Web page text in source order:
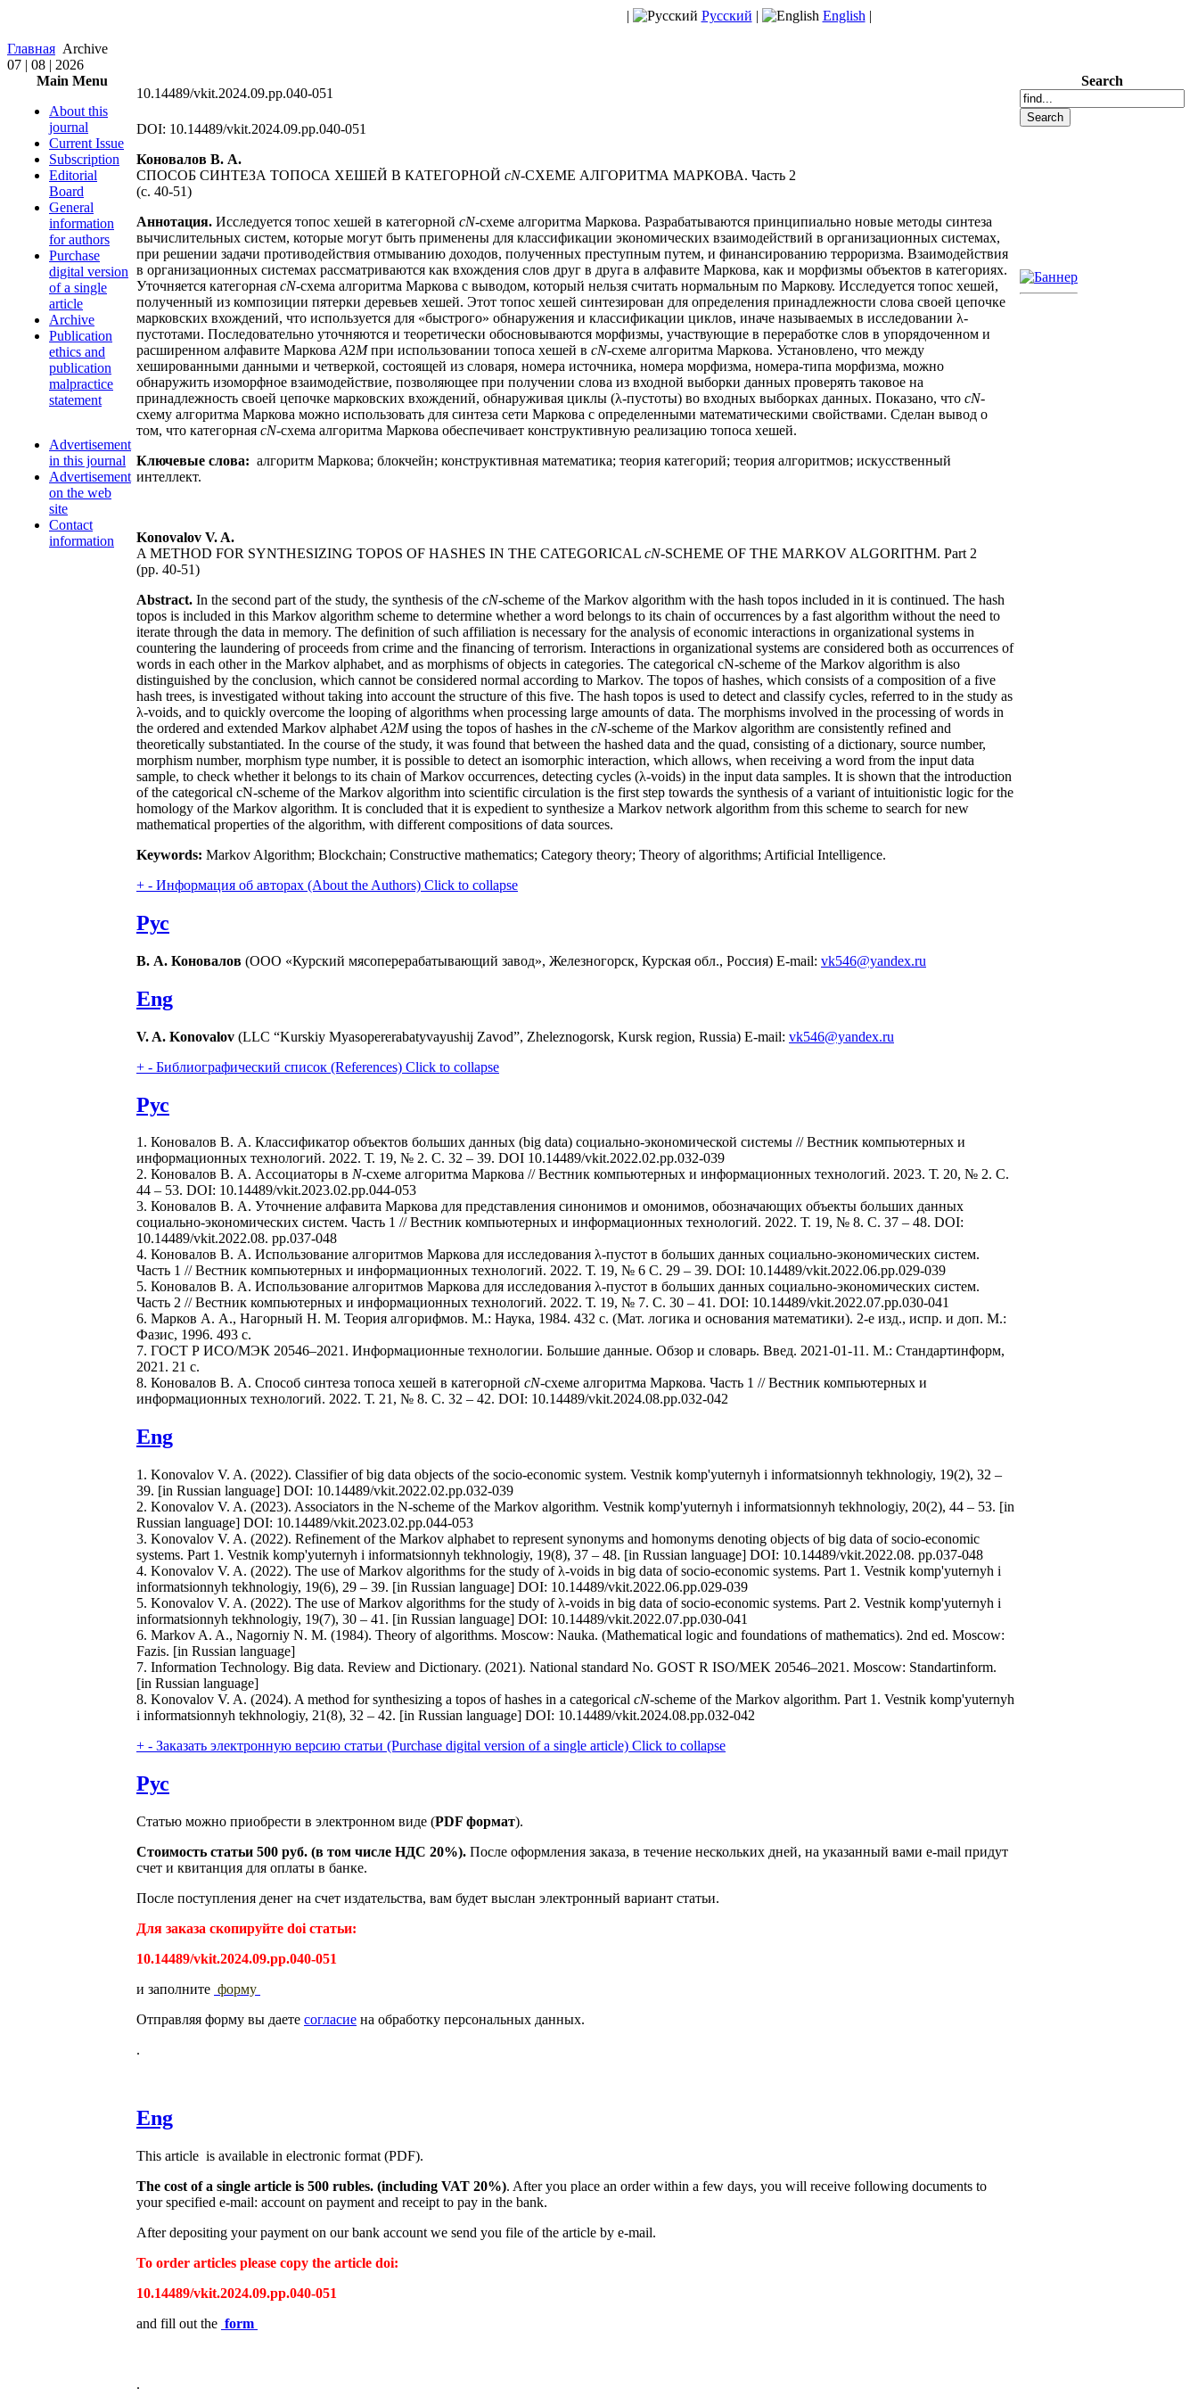
| Русский | English |
Главная Archive
07 | 08 | 2026
Main Menu
About this
journal
Current Issue
Subscription
Editorial
Board
General
information
for authors
Purchase
digital version
of a single
article
Archive
Publication
ethics and
publication
malpractice
statement
Advertisement
in this journal
Advertisement
on the web
site
Contact
information
10.14489/vkit.2024.09.pp.040-051
DOI: 10.14489/vkit.2024.09.pp.040-051
Коновалов В. А.
СПОСОБ СИНТЕЗА ТОПОСА ХЕШЕЙ В КАТЕГОРНОЙ cN-СХЕМЕ АЛГОРИТМА МАРКОВА. Часть 2
(c. 40-51)
Аннотация. Исследуется топос хешей в категорной cN-схеме алгоритма Маркова. Разрабатываются принципиально новые методы синтеза
вычислительных систем, которые могут быть применены для классификации экономических взаимодействий в организационных системах,
при решении задачи противодействия отмыванию доходов, полученных преступным путем, и финансированию терроризма. Взаимодействия
в организационных системах рассматриваются как вхождения слов друг в друга в алфавите Маркова, как и морфизмы объектов в категориях.
Уточняется категорная cN-схема алгоритма Маркова с выводом, который нельзя считать нормальным по Маркову. Исследуется топос хешей,
полученный из композиции пятерки деревьев хешей. Этот топос хешей синтезирован для определения принадлежности слова своей цепочке
марковских вхождений, что используется для «быстрого» обнаружения и классификации циклов, иначе называемых в исследовании λ-
пустотами. Последовательно уточняются и теоретически обосновываются морфизмы, участвующие в переработке слов в упорядоченном и
расширенном алфавите Маркова A2Mпри использовании топоса хешей в cN-схеме алгоритма Маркова. Установлено, что между
хешированными данными и четверкой, состоящей из словаря, номера источника, номера морфизма, номера-типа морфизма, можно
обнаружить изоморфное взаимодействие, позволяющее при получении слова из входной выборки данных проверять таковое на
принадлежность своей цепочке марковских вхождений, обнаруживая циклы (λ-пустоты) во входных выборках данных. Показано, что cN-
схему алгоритма Маркова можно использовать для синтеза сети Маркова с определенными математическими свойствами. Сделан вывод о
том, что категорная cN-схема алгоритма Маркова обеспечивает конструктивную реализацию топоса хешей.
Ключевые слова: алгоритм Маркова; блокчейн; конструктивная математика; теория категорий; теория алгоритмов; искусственный
интеллект.
Konovalov V. A.
A METHOD FOR SYNTHESIZING TOPOS OF HASHES IN THE CATEGORICAL cN-SCHEME OF THE MARKOV ALGORITHM. Part 2
(pp. 40-51)
Abstract. In the second part of the study, the synthesis of the cN-scheme of the Markov algorithm with the hash topos included in it is continued. The hash
topos is included in this Markov algorithm scheme to determine whether a word belongs to its chain of occurrences by a fast algorithm without the need to
iterate through the data in memory. The definition of such affiliation is necessary for the analysis of economic interactions in organizational systems in
countering the laundering of proceeds from crime and the financing of terrorism. Interactions in organizational systems are considered both as occurrences of
words in each other in the Markov alphabet, and as morphisms of objects in categories. The categorical cN-scheme of the Markov algorithm is also
distinguished by the conclusion, which cannot be considered normal according to Markov. The topos of hashes, which consists of a composition of a five
hash trees, is investigated without taking into account the structure of this five. The hash topos is used to detect and classify cycles, referred to in the study as
λ-voids, and to quickly overcome the looping of algorithms when processing large amounts of data. The morphisms involved in the processing of words in
the ordered and extended Markov alphabet A2Musing the topos of hashes in the cN-scheme of the Markov algorithm are consistently refined and
theoretically substantiated. In the course of the study, it was found that between the hashed data and the quad, consisting of a dictionary, source number,
morphism number, morphism type number, it is possible to detect an isomorphic interaction, which allows, when receiving a word from the input data
sample, to check whether it belongs to its chain of Markov occurrences, detecting cycles (λ-voids) in the input data samples. It is shown that the introduction
of the categorical cN-scheme of the Markov algorithm into scientific circulation is the first step towards the synthesis of a variant of intuitionistic logic for the
homology of the Markov algorithm. It is concluded that it is expedient to synthesize a Markov network algorithm from this scheme to search for new
mathematical properties of the algorithm, with different compositions of data sources.
Keywords: Markov Algorithm; Blockchain; Constructive mathematics; Category theory; Theory of algorithms; Artificial Intelligence.
+ - Информация об авторах (About the Authors) Click to collapse
Рус
В. А. Коновалов (ООО «Курский мясоперерабатывающий завод», Железногорск, Курская обл., Россия) E-mail: vk546@yandex.ru
Eng
V. A. Konovalov (LLC “Kurskiy Myasopererabatyvayushij Zavod”, Zheleznogorsk, Kursk region, Russia) E-mail: vk546@yandex.ru
+ - Библиографический список (References) Click to collapse
Рус
1. Коновалов В. А. Классификатор объектов больших данных (big data) социально-экономической системы // Вестник компьютерных и
информационных технологий. 2022. Т. 19, № 2. C. 32 – 39. DOI 10.14489/vkit.2022.02.pp.032-039
2. Коновалов В. А. Ассоциаторы в N-схеме алгоритма Маркова // Вестник компьютерных и информационных технологий. 2023. Т. 20, № 2. C.
44 – 53. DOI: 10.14489/vkit.2023.02.pp.044-053
3. Коновалов В. А. Уточнение алфавита Маркова для представления синонимов и омонимов, обозначающих объекты больших данных
социально-экономических систем. Часть 1 // Вестник компьютерных и информационных технологий. 2022. Т. 19, № 8. C. 37 – 48. DOI:
10.14489/vkit.2022.08. pp.037-048
4. Коновалов В. А. Использование алгоритмов Маркова для исследования λ-пустот в больших данных социально-экономических систем.
Часть 1 // Вестник компьютерных и информационных технологий. 2022. Т. 19, № 6 C. 29 – 39. DOI: 10.14489/vkit.2022.06.pp.029-039
5. Коновалов В. А. Использование алгоритмов Маркова для исследования λ-пустот в больших данных социально-экономических систем.
Часть 2 // Вестник компьютерных и информационных технологий. 2022. Т. 19, № 7. C. 30 – 41. DOI: 10.14489/vkit.2022.07.pp.030-041
6. Марков А. А., Нагорный Н. М. Теория алгорифмов. М.: Наука, 1984. 432 с. (Мат. логика и основания математики). 2-е изд., испр. и доп. М.:
Фазис, 1996. 493 с.
7. ГОСТ Р ИСО/МЭК 20546–2021. Информационные технологии. Большие данные. Обзор и словарь. Введ. 2021-01-11. М.: Стандартинформ,
2021. 21 с.
8. Коновалов В. А. Способ синтеза топоса хешей в категорной cN-схеме алгоритма Маркова. Часть 1 // Вестник компьютерных и
информационных технологий. 2022. Т. 21, № 8. C. 32 – 42. DOI: 10.14489/vkit.2024.08.pp.032-042
Eng
1. Konovalov V. A. (2022). Сlassifier of big data objects of the socio-economic system. Vestnik komp'yuternyh i informatsionnyh tekhnologiy, 19(2), 32 –
39. [in Russian language] DOI: 10.14489/vkit.2022.02.pp.032-039
2. Konovalov V. A. (2023). Associators in the N-scheme of the Markov algorithm. Vestnik komp'yuternyh i informatsionnyh tekhnologiy, 20(2), 44 – 53. [in
Russian language] DOI: 10.14489/vkit.2023.02.pp.044-053
3. Konovalov V. A. (2022). Refinement of the Markov alphabet to represent synonyms and homonyms denoting objects of big data of socio-economic
systems. Part 1. Vestnik komp'yuternyh i informatsionnyh tekhnologiy, 19(8), 37 – 48. [in Russian language] DOI: 10.14489/vkit.2022.08. pp.037-048
4. Konovalov V. A. (2022). The use of Markov algorithms for the study of λ-voids in big data of socio-economic systems. Part 1. Vestnik komp'yuternyh i
informatsionnyh tekhnologiy, 19(6), 29 – 39. [in Russian language] DOI: 10.14489/vkit.2022.06.pp.029-039
5. Konovalov V. A. (2022). The use of Markov algorithms for the study of λ-voids in big data of socio-economic systems. Part 2. Vestnik komp'yuternyh i
informatsionnyh tekhnologiy, 19(7), 30 – 41. [in Russian language] DOI: 10.14489/vkit.2022.07.pp.030-041
6. Markov A. A., Nagorniy N. M. (1984). Theory of algorithms. Moscow: Nauka. (Mathematical logic and foundations of mathematics). 2nd ed. Moscow:
Fazis. [in Russian language]
7. Information Technology. Big data. Review and Dictionary. (2021). National standard No. GOST R ISO/MEK 20546–2021. Moscow: Standartinform.
[in Russian language]
8. Konovalov V. A. (2024). A method for synthesizing a topos of hashes in a categorical cN-scheme of the Markov algorithm. Part 1. Vestnik komp'yuternyh
i informatsionnyh tekhnologiy, 21(8), 32 – 42. [in Russian language] DOI: 10.14489/vkit.2024.08.pp.032-042
+ - Заказать электронную версию статьи (Purchase digital version of a single article) Click to collapse
Рус
Статью можно приобрести в электронном виде (PDF формат).
Стоимость статьи 500 руб. (в том числе НДС 20%). После оформления заказа, в течение нескольких дней, на указанный вами e-mail придут
счет и квитанция для оплаты в банке.
После поступления денег на счет издательства, вам будет выслан электронный вариант статьи.
Для заказа скопируйте doi статьи:
10.14489/vkit.2024.09.pp.040-051
и заполните форму
Отправляя форму вы даете согласие на обработку персональных данных.
.
Eng
This article is available in electronic format (PDF).
The cost of a single article is 500 rubles. (including VAT 20%). After you place an order within a few days, you will receive following documents to
your specified e-mail: account on payment and receipt to pay in the bank.
After depositing your payment on our bank account we send you file of the article by e-mail.
To order articles please copy the article doi:
10.14489/vkit.2024.09.pp.040-051
and fill out the form
.
Search